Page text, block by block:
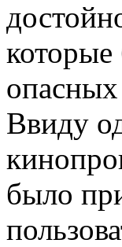
которые
опасных
Ввиду
было